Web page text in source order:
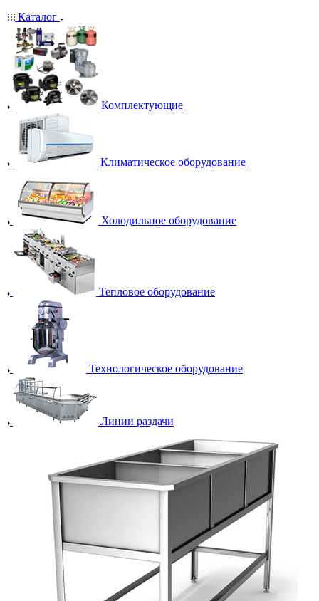
Каталог
Комплектующие
Климатическое оборудование
Холодильное оборудование
Тепловое оборудование
Технологическое оборудование
Линии раздачи